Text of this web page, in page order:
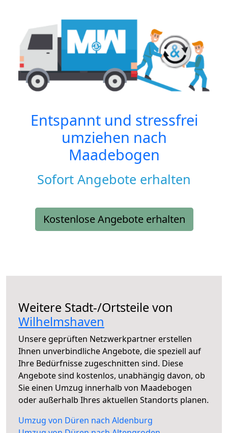
Entspannt und stressfrei
umziehen nach
Maadebogen
Sofort Angebote erhalten
Kostenlose Angebote erhalten
Weitere Stadt-/Ortsteile von
Wilhelmshaven
Unsere geprüften Netzwerkpartner erstellen
Ihnen unverbindliche Angebote, die speziell auf
Ihre Bedürfnisse zugeschnitten sind. Diese
Angebote sind kostenlos, unabhängig davon, ob
Sie einen Umzug innerhalb von Maadebogen
oder außerhalb Ihres aktuellen Standorts planen.
Umzug von Düren nach Aldenburg